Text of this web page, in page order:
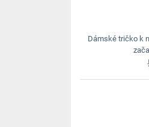
Dámské tričko k